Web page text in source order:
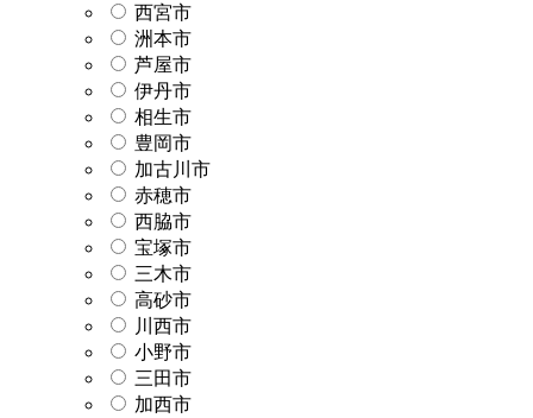
西宮市
洲本市
芦屋市
伊丹市
相生市
豊岡市
加古川市
赤穂市
西脇市
宝塚市
三木市
高砂市
川西市
小野市
三田市
加西市